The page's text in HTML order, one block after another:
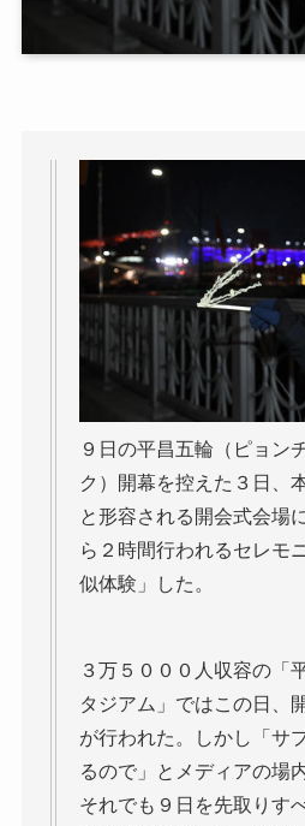
９日の平昌五輪（ピョン
ク）開幕を控えた３日、
と形容される開会式会場
ら２時間行われるセレモ
似体験」した。
３万５０００人収容の「
タジアム」ではこの日、
が行われた。しかし「サ
るので」とメディアの場
それでも９日を先取りす